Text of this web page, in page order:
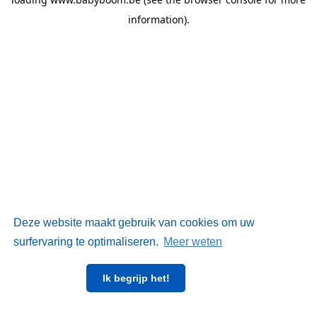
Deze website maakt gebruik van cookies om uw
surfervaring te optimaliseren. Meer weten
Ik begrijp het!
information).